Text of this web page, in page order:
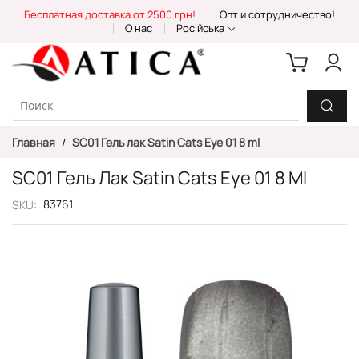
Content
Бесплатная доставка от 2500 грн!
Опт и сотрудничество!
О нас
Російська
Главная SС01 Гель лак Satin Cats Eye 01 8 ml
SС01 Гель Лак Satin Cats Eye 01 8 Ml
SKU 83761
изображений